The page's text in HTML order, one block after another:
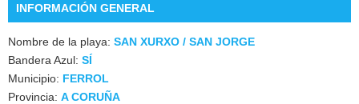
INFORMACIÓN GENERAL
Nombre de la playa: SAN XURXO / SAN JORGE
Bandera Azul: SÍ
Municipio: FERROL
Provincia: A CORUÑA